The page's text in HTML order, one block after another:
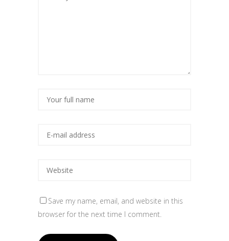
Save my name, email, and website in this
browser for the next time I comment.